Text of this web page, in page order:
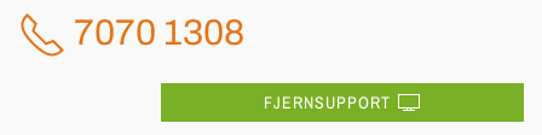
7070 1308
FJERNSUPPORT